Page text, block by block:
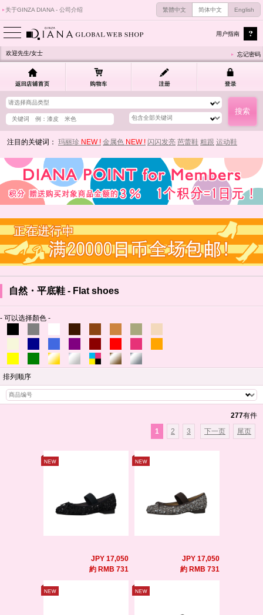
关于GINZA DIANA - 公司介绍 繁體中文 简体中文 English
用户指南
欢迎先生/女士 忘记密码
注目的关键词： 玛丽珍 NEW ! 金属色 NEW ! 闪闪发亮 芭蕾鞋 粗跟 运动鞋
自然・平底鞋 - Flat shoes
- 可以选择顏色 -
排列顺序
277有件
1
2 3 下一页 尾页
JPY 17,050
約 RMB 731
JPY 17,050
約 RMB 731